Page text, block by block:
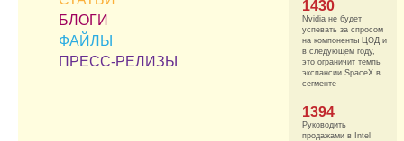
БЛОГИ
ФАЙЛЫ
ПРЕСС-РЕЛИЗЫ
1430
Nvidia не будет
успевать за спросом
на компоненты ЦОД и
в следующем году,
это ограничит темпы
экспансии SpaceX в
сегменте
1394
Руководить
продажами в Intel